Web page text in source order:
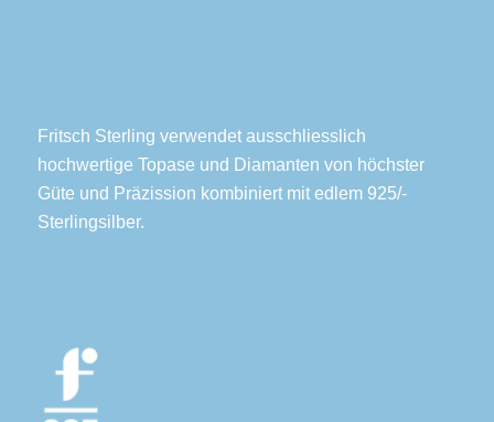
Fritsch Sterling verwendet ausschliesslich
hochwertige Topase und Diamanten von höchster
Güte und Präzission kombiniert mit edlem 925/-
Sterlingsilber.